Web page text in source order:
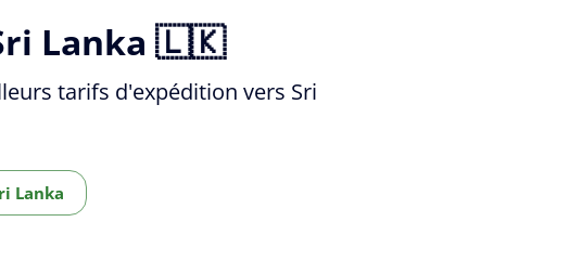
Lanka 🇱🇰
tarifs d'expédition vers Sri
Lanka